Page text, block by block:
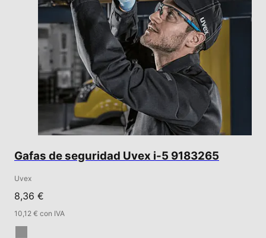
Gafas de seguridad Uvex i-5 9183265
Uvex
8,36 €
10,12 € con IVA